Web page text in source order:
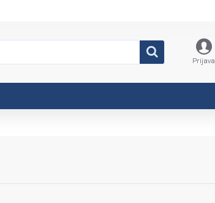
Prijava